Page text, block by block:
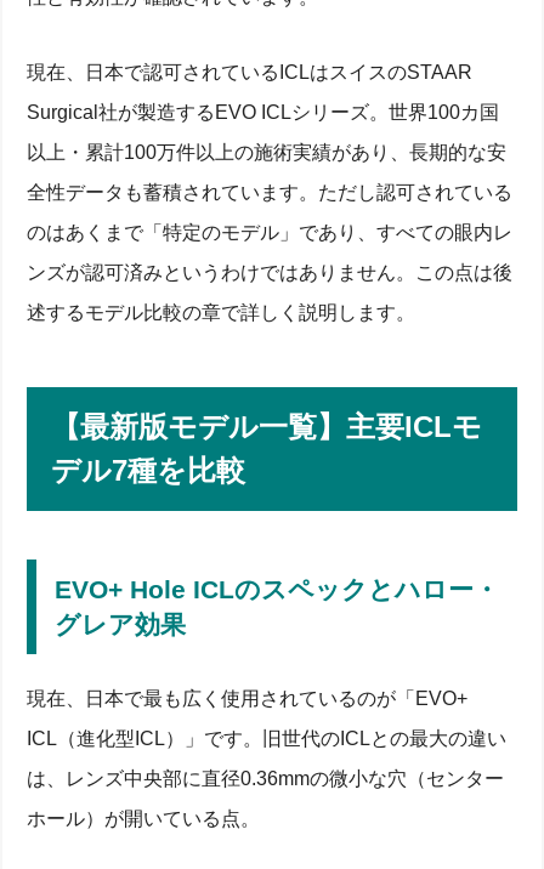
現在、日本で認可されているICLはスイスのSTAAR
Surgical社が製造するEVO ICLシリーズ。世界100カ国
以上・累計100万件以上の施術実績があり、長期的な安
全性データも蓄積されています。ただし認可されている
のはあくまで「特定のモデル」であり、すべての眼内レ
ンズが認可済みというわけではありません。この点は後
述するモデル比較の章で詳しく説明します。
【最新版モデル一覧】主要ICLモ
デル7種を比較
EVO+ Hole ICLのスペックとハロー・
グレア効果
現在、日本で最も広く使用されているのが「EVO+
ICL（進化型ICL）」です。旧世代のICLとの最大の違い
は、レンズ中央部に直径0.36mmの微小な穴（センター
ホール）が開いている点。